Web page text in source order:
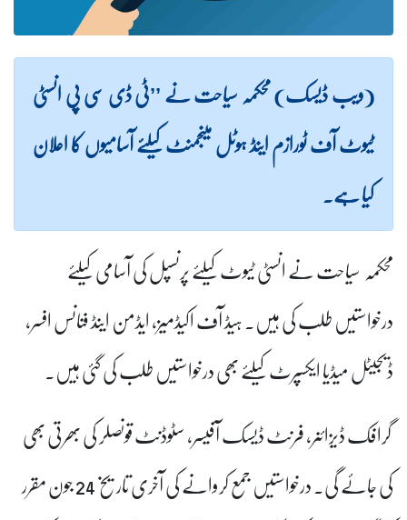
(ویب ڈیسک) محکمہ سیاحت نے ’’ٹی ڈی سی پی انسٹی
ٹیوٹ آف ٹورازم اینڈ ہوٹل مینجمنٹ کیلئے آسامیوں کا اعلان
کیا ہے۔
محکمہ سیاحت نے انسٹی ٹیوٹ کیلئے پرنسپل کی آسامی کیلئے
درخواستیں طلب کی ہیں۔ ہیڈ آف اکیڈمیز، ایڈمن اینڈ فنانس افسر،
ڈیجیٹل میڈیا ایکسپرٹ کیلئے بھی درخواستیں طلب کی گئی ہیں۔
گرافک ڈیزائنر، فرنٹ ڈیسک آفیسر، سٹوڈنٹ قونصلر کی بھرتی بھی
کی جائے گی۔ درخواستیں جمع کروانے کی آخری تاریخ 24 جون مقرر